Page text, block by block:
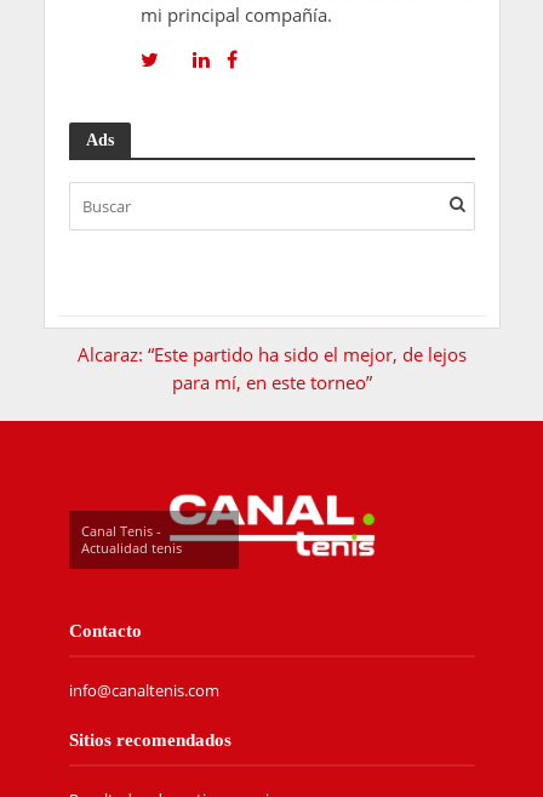
mi principal compañía.
Ads
Alcaraz: “Este partido ha sido el mejor, de lejos
para mí, en este torneo”
Canal Tenis -
Actualidad tenis
Contacto
info@canaltenis.com
Sitios recomendados